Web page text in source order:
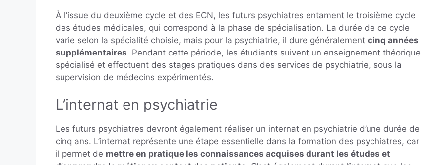
À l’issue du deuxième cycle et des ECN, les futurs psychiatres entament le troisième cycle
des études médicales, qui correspond à la phase de spécialisation. La durée de ce cycle
varie selon la spécialité choisie, mais pour la psychiatrie, il dure généralement cinq années
supplémentaires. Pendant cette période, les étudiants suivent un enseignement théorique
spécialisé et effectuent des stages pratiques dans des services de psychiatrie, sous la
supervision de médecins expérimentés.
L’internat en psychiatrie
Les futurs psychiatres devront également réaliser un internat en psychiatrie d’une durée de
cinq ans. L’internat représente une étape essentielle dans la formation des psychiatres, car
il permet de mettre en pratique les connaissances acquises durant les études et